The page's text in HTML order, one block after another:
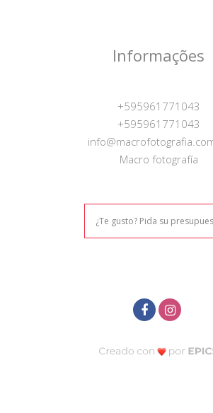
Informações
+595961771043
+595961771043
Macro fotografía
¿Te gusto? Pida su